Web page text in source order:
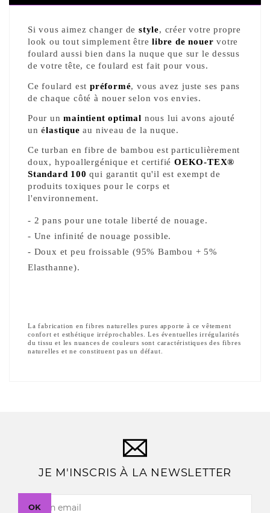
Si vous aimez changer de style, créer votre propre
look ou tout simplement être libre de nouer votre
foulard aussi bien dans la nuque que sur le dessus
de votre tête, ce foulard est fait pour vous.
Ce foulard est préformé, vous avez juste ses pans
de chaque côté à nouer selon vos envies.
Pour un maintient optimal nous lui avons ajouté
un élastique au niveau de la nuque.
Ce turban en fibre de bambou est particulièrement
doux, hypoallergénique et certifié OEKO-TEX®
Standard 100 qui garantit qu'il est exempt de
produits toxiques pour le corps et
l'environnement.
- 2 pans pour une totale liberté de nouage.
- Une infinité de nouage possible.
- Doux et peu froissable (95% Bambou + 5%
Elasthanne).
La fabrication en fibres naturelles pures apporte à ce vêtement
confort et esthétique irréprochables. Les éventuelles irrégularités
du tissu et les nuances de couleurs sont caractéristiques des fibres
naturelles et ne constituent pas un défaut.
JE M'INSCRIS À LA NEWSLETTER
OK